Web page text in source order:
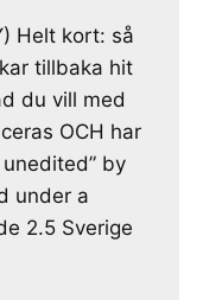
Helt kort: så
tillbaka hit
du vill med
OCH har
by
under a
2.5 Sverige